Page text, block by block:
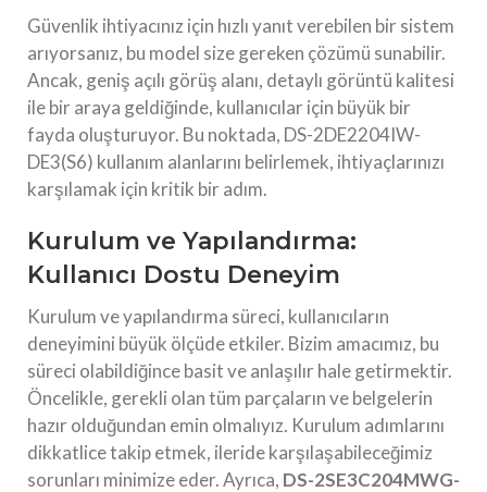
Güvenlik ihtiyacınız için hızlı yanıt verebilen bir sistem
arıyorsanız, bu model size gereken çözümü sunabilir.
Ancak, geniş açılı görüş alanı, detaylı görüntü kalitesi
ile bir araya geldiğinde, kullanıcılar için büyük bir
fayda oluşturuyor. Bu noktada, DS-2DE2204IW-
DE3(S6) kullanım alanlarını belirlemek, ihtiyaçlarınızı
karşılamak için kritik bir adım.
Kurulum ve Yapılandırma:
Kullanıcı Dostu Deneyim
Kurulum ve yapılandırma süreci, kullanıcıların
deneyimini büyük ölçüde etkiler. Bizim amacımız, bu
süreci olabildiğince basit ve anlaşılır hale getirmektir.
Öncelikle, gerekli olan tüm parçaların ve belgelerin
hazır olduğundan emin olmalıyız. Kurulum adımlarını
dikkatlice takip etmek, ileride karşılaşabileceğimiz
sorunları minimize eder. Ayrıca, DS-2SE3C204MWG-